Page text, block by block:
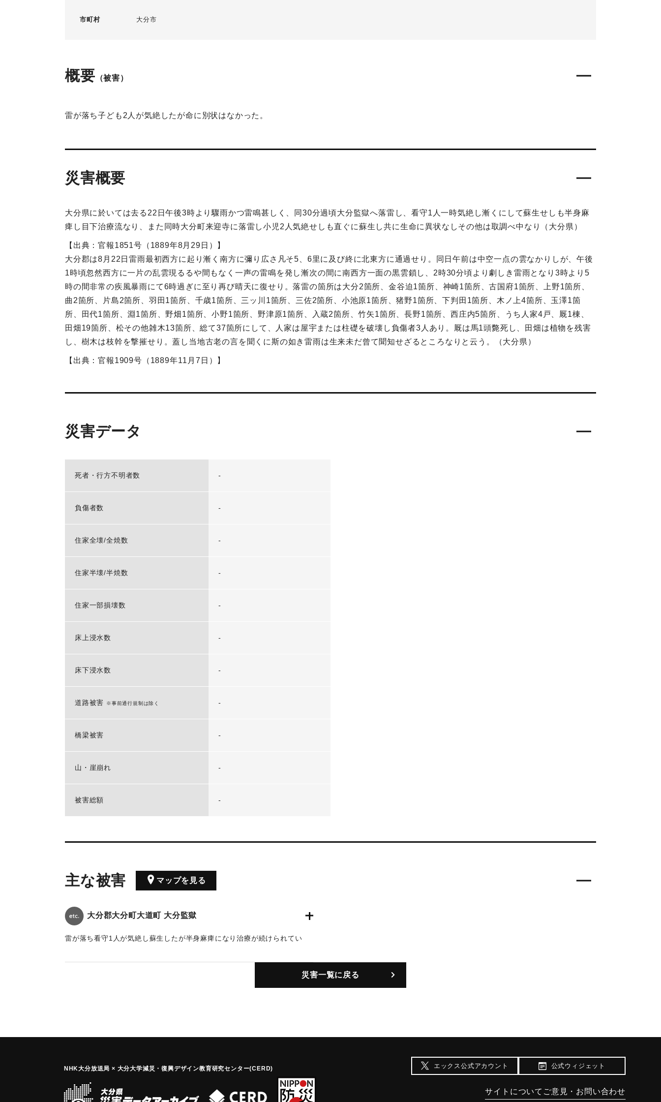
市町村 大分市
概要 （被害）
雷が落ち子ども2人が気絶したが命に別状はなかった。
災害概要
大分県に於いては去る22日午後3時より驟雨かつ雷鳴甚しく、同30分過頃大分監獄へ落雷し、看守1人一時気絶し漸くにして蘇生せしも半身麻
痺し目下治療流なり、また同時大分町来迎寺に落雷し小児2人気絶せしも直ぐに蘇生し共に生命に異状なしその他は取調べ中なり（大分県）
【出典：官報1851号（1889年8月29日）】
大分郡は8月22日雷雨最初西方に起り漸く南方に彌り広さ凡そ5、6里に及び終に北東方に通過せり。同日午前は中空一点の雲なかりしが、午後
1時頃忽然西方に一片の乱雲現るるや間もなく一声の雷鳴を発し漸次の間に南西方一面の黒雲鎖し、2時30分頃より劇しき雷雨となり3時より5
時の間非常の疾風暴雨にて6時過ぎに至り再び晴天に復せり。落雷の箇所は大分2箇所、金谷迫1箇所、神崎1箇所、古国府1箇所、上野1箇所、
曲2箇所、片島2箇所、羽田1箇所、千歳1箇所、三ッ川1箇所、三佐2箇所、小池原1箇所、猪野1箇所、下判田1箇所、木ノ上4箇所、玉澤1箇
所、田代1箇所、淵1箇所、野畑1箇所、小野1箇所、野津原1箇所、入蔵2箇所、竹矢1箇所、長野1箇所、西庄内5箇所、うち人家4戸、厩1棟、
田畑19箇所、松その他雑木13箇所、総て37箇所にして、人家は屋宇または柱礎を破壊し負傷者3人あり。厩は馬1頭斃死し、田畑は植物を残害
し、樹木は枝幹を撃摧せり。蓋し当地古老の言を聞くに斯の如き雷雨は生来未だ曾て聞知せざるところなりと云う。（大分県）
【出典：官報1909号（1889年11月7日）】
災害データ
死者・行方不明者数 -
負傷者数 -
住家全壊/全焼数 -
住家半壊/半焼数 -
住家一部損壊数 -
床上浸水数 -
床下浸水数 -
道路被害 ※事前通行規制は除く -
橋梁被害 -
山・崖崩れ -
被害総額 -
主な被害 マップを見る
大分郡大分町大道町 大分監獄
雷が落ち看守1人が気絶し蘇生したが半身麻痺になり治療が続けられてい
災害一覧に戻る
NHK大分放送局 × 大分大学減災 ・復興デザイン教育研究センター(CERD) エックス公式アカウント 公式ウィジェット
サイトについて ご意見・お問い合わせ